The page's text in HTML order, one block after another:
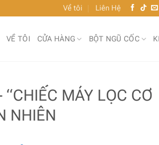
Về tôi Liên Hệ
VỀ TÔI CỬA HÀNG BỘT NGŨ CỐC
MÁY LỌC CƠ
NHIÊN